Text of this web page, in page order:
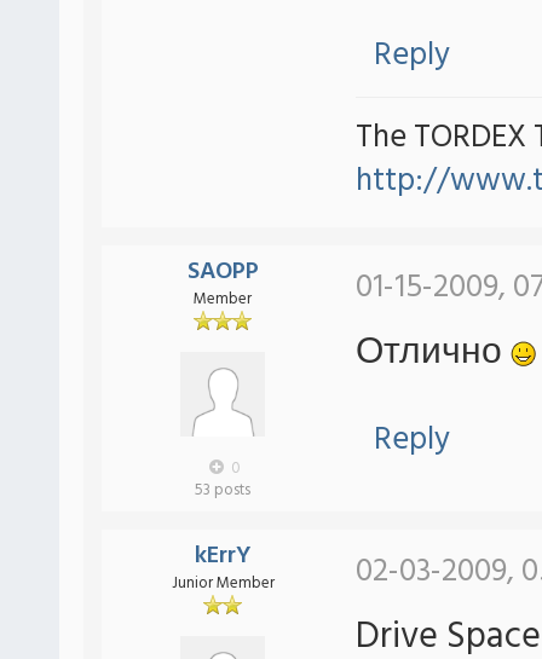
Reply
The TORDEX
http://
SAOPP
Member
0
53 posts
01-15-2009,
Отлично
Reply
kErrY
Junior Member 02-03-2009,
Drive